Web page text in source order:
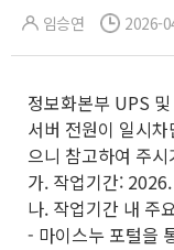
임승연 2026-
정보화본부 UPS
서버 전원이 일시
으니 참고하여 주
가. 작업기간:
나. 작업기간 내 주
- 마이스누 포털을